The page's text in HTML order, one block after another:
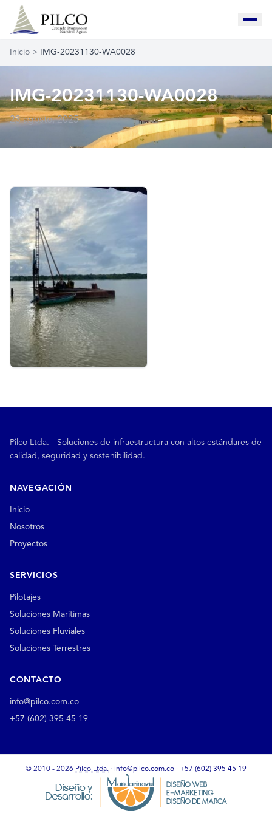
Inicio > IMG-20231130-WA0028
IMG-20231130-WA0028
23 agosto, 2025
Pilco Ltda. - Soluciones de infraestructura con altos estándares de
calidad, seguridad y sostenibilidad.
NAVEGACIÓN
Inicio
Nosotros
Proyectos
SERVICIOS
Pilotajes
Soluciones Marítimas
Soluciones Fluviales
Soluciones Terrestres
CONTACTO
info@pilco.com.co
+57 (602) 395 45 19
© 2010 - 2026 Pilco Ltda. · info@pilco.com.co · +57 (602) 395 45 19